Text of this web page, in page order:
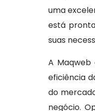
uma
está
suas
A
eficiência
do
negócio.